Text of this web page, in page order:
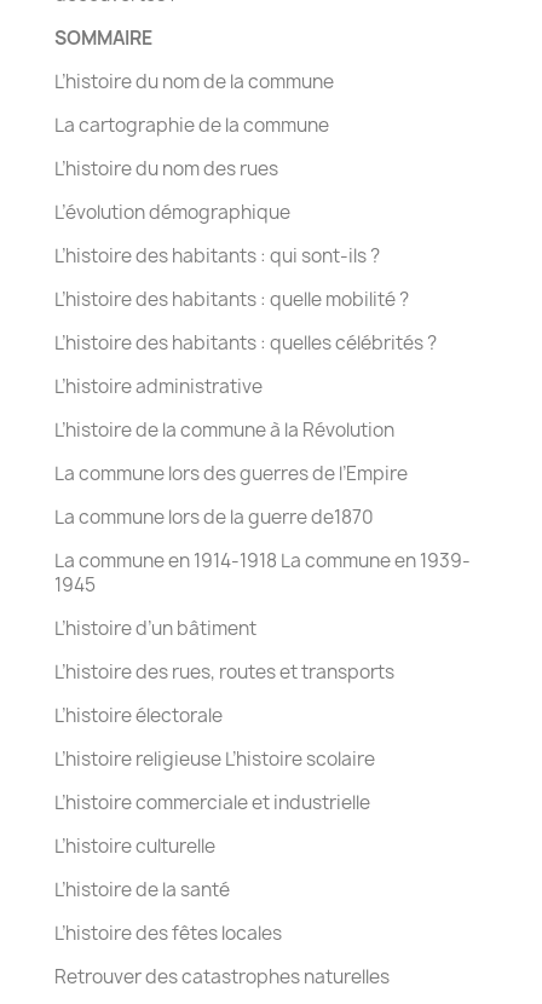
SOMMAIRE
L’histoire du nom de la commune
La cartographie de la commune
L’histoire du nom des rues
L’évolution démographique
L’histoire des habitants : qui sont-ils ?
L’histoire des habitants : quelle mobilité ?
L’histoire des habitants : quelles célébrités ?
L’histoire administrative
L’histoire de la commune à la Révolution
La commune lors des guerres de l’Empire
La commune lors de la guerre de1870
La commune en 1914-1918 La commune en 1939-
1945
L’histoire d’un bâtiment
L’histoire des rues, routes et transports
L’histoire électorale
L’histoire religieuse L’histoire scolaire
L’histoire commerciale et industrielle
L’histoire culturelle
L’histoire de la santé
L’histoire des fêtes locales
Retrouver des catastrophes naturelles